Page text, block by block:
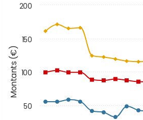
Montants (€)
50
100
150
200